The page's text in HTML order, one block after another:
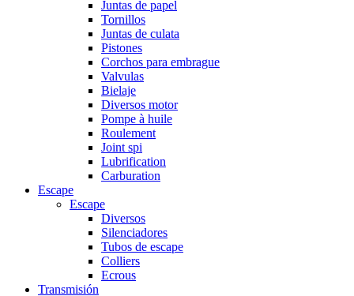
Juntas de papel
Tornillos
Juntas de culata
Pistones
Corchos para embrague
Valvulas
Bielaje
Diversos motor
Pompe à huile
Roulement
Joint spi
Lubrification
Carburation
Escape
Escape
Diversos
Silenciadores
Tubos de escape
Colliers
Ecrous
Transmisión